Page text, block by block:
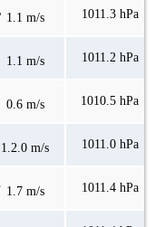
1.1 m/s 1011.3 hPa
1.1 m/s 1011.2 hPa
0.6 m/s 1010.5 hPa
1.2.0 m/s 1011.0 hPa
1.7 m/s 1011.4 hPa